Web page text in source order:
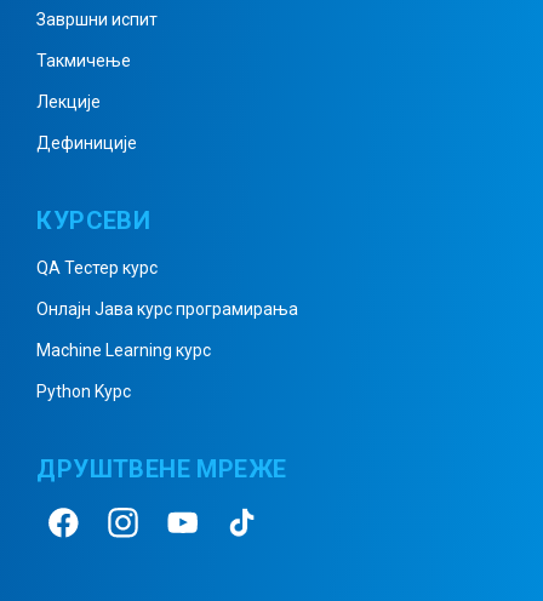
Призма примери 5
Пирамида 2
Пирамида – примери 2
Завршни испит
Такмичење
Лекције
Дефиниције
КУРСЕВИ
QA Тестер курс
Онлајн Јава курс програмирања
Machine Learning курс
Python Kурс
ДРУШТВЕНЕ МРЕЖЕ